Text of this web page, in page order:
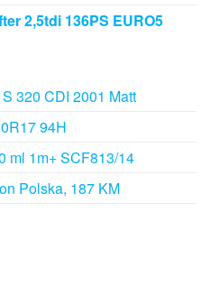
2,5tdi 136PS EURO5
320 CDI 2001 Matt
94H
ml 1m+ SCF813/14
Polska, 187 KM